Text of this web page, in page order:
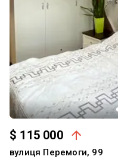
$ 115 000
вулиця Перемоги, 99